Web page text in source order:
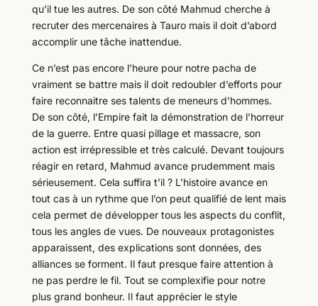
qu’il tue les autres. De son côté Mahmud cherche à
recruter des mercenaires à Tauro mais il doit d’abord
accomplir une tâche inattendue.
Ce n’est pas encore l’heure pour notre pacha de
vraiment se battre mais il doit redoubler d’efforts pour
faire reconnaitre ses talents de meneurs d’hommes.
De son côté, l’Empire fait la démonstration de l’horreur
de la guerre. Entre quasi pillage et massacre, son
action est irrépressible et très calculé. Devant toujours
réagir en retard, Mahmud avance prudemment mais
sérieusement. Cela suffira t’il ? L’histoire avance en
tout cas à un rythme que l’on peut qualifié de lent mais
cela permet de développer tous les aspects du conflit,
tous les angles de vues. De nouveaux protagonistes
apparaissent, des explications sont données, des
alliances se forment. Il faut presque faire attention à
ne pas perdre le fil. Tout se complexifie pour notre
plus grand bonheur. Il faut apprécier le style